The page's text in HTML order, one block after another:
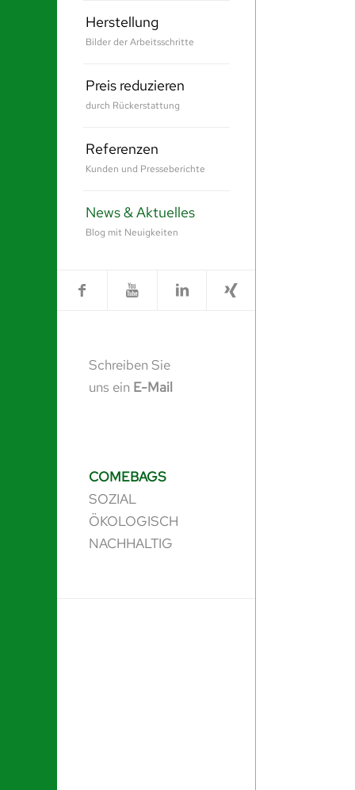
Herstellung
Bilder der Arbeitsschritte
Preis reduzieren
durch Rückerstattung
Referenzen
Kunden und Presseberichte
News & Aktuelles
Blog mit Neuigkeiten
Schreiben Sie
uns ein E-Mail
COMEBAGS
SOZIAL
ÖKOLOGISCH
NACHHALTIG